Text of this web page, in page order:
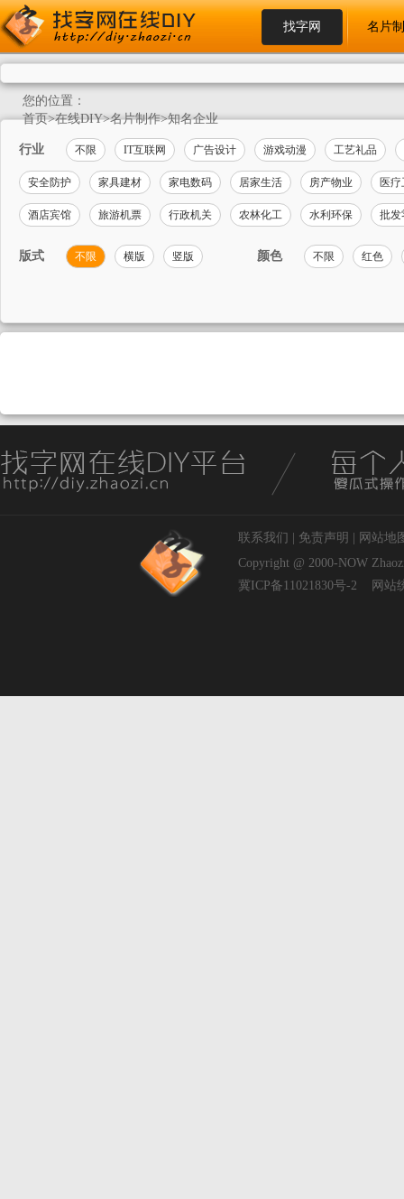
找字网 名片
您的位置：
首页>在线DIY>名片制作>知名企业
行业 不限 IT互联网 广告设计 游戏动漫 工艺礼品
安全防护 家具建材 家电数码 居家生活 房产物业 医
酒店宾馆 旅游机票 行政机关 农林化工 水利环保 批发
版式 不限 横版 竖版 颜色 不限 红色
联系我们 免责声明
网站地
Copyright @ 2000-NOW
冀ICP备11021830号-2
网站